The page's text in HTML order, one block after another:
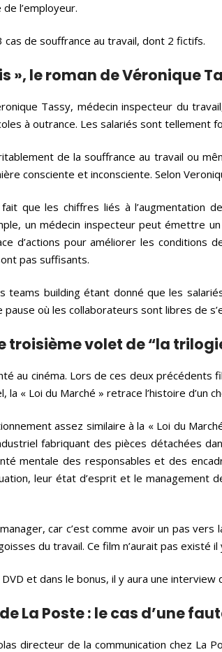
l’employeur.
de souffrance au travail, dont 2 fictifs.
», le roman de Véronique
Tassy, médecin inspecteur du
à outrance. Les salariés sont tellement
de la souffrance au travail ou
consciente et inconsciente. Selon
que les chiffres liés à l’augmentation
un médecin inspecteur peut émettre
d’actions pour améliorer les
pas suffisants.
teams building étant donné que les
pause où les collaborateurs sont libres de
troisième volet de “la
au cinéma. Lors de ces deux précédents
« Loi du Marché » retrace l’histoire
assez similaire à la « Loi du
fabriquant des pièces détachées
mentale des responsables et des
leur état d’esprit et le
car c’est comme avoir un pas
du travail. Ce film n’aurait pas existé il
et dans le bonus, il y aura une
La Poste : le cas d’une
directeur de la communication chez